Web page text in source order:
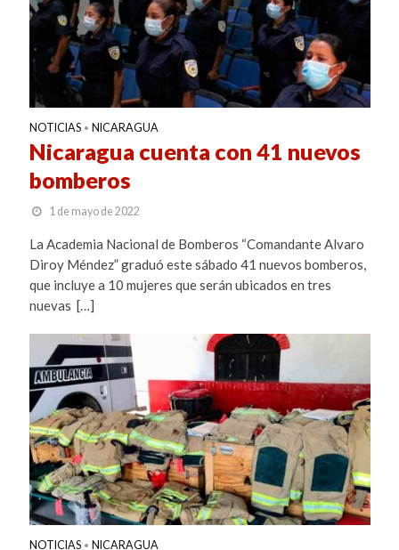
NOTICIAS • NICARAGUA
Nicaragua cuenta con 41 nuevos
bomberos
1 de mayo de 2022
La Academia Nacional de Bomberos “Comandante Alvaro
Diroy Méndez” graduó este sábado 41 nuevos bomberos,
que incluye a 10 mujeres que serán ubicados en tres
nuevas […]
NOTICIAS • NICARAGUA